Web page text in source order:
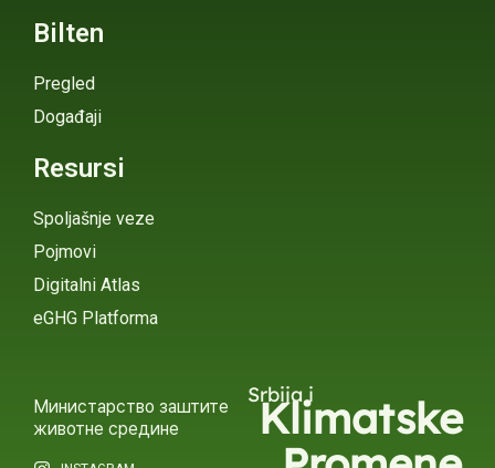
Bilten
Pregled
Događaji
Resursi
Spoljašnje veze
Pojmovi
Digitalni Atlas
eGHG Platforma
Министарство заштите
животне средине
Srbija i
Klimatske